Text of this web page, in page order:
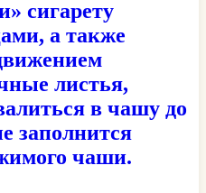
сигарету
а также
листья,
в чашу до
заполнится
чаши.